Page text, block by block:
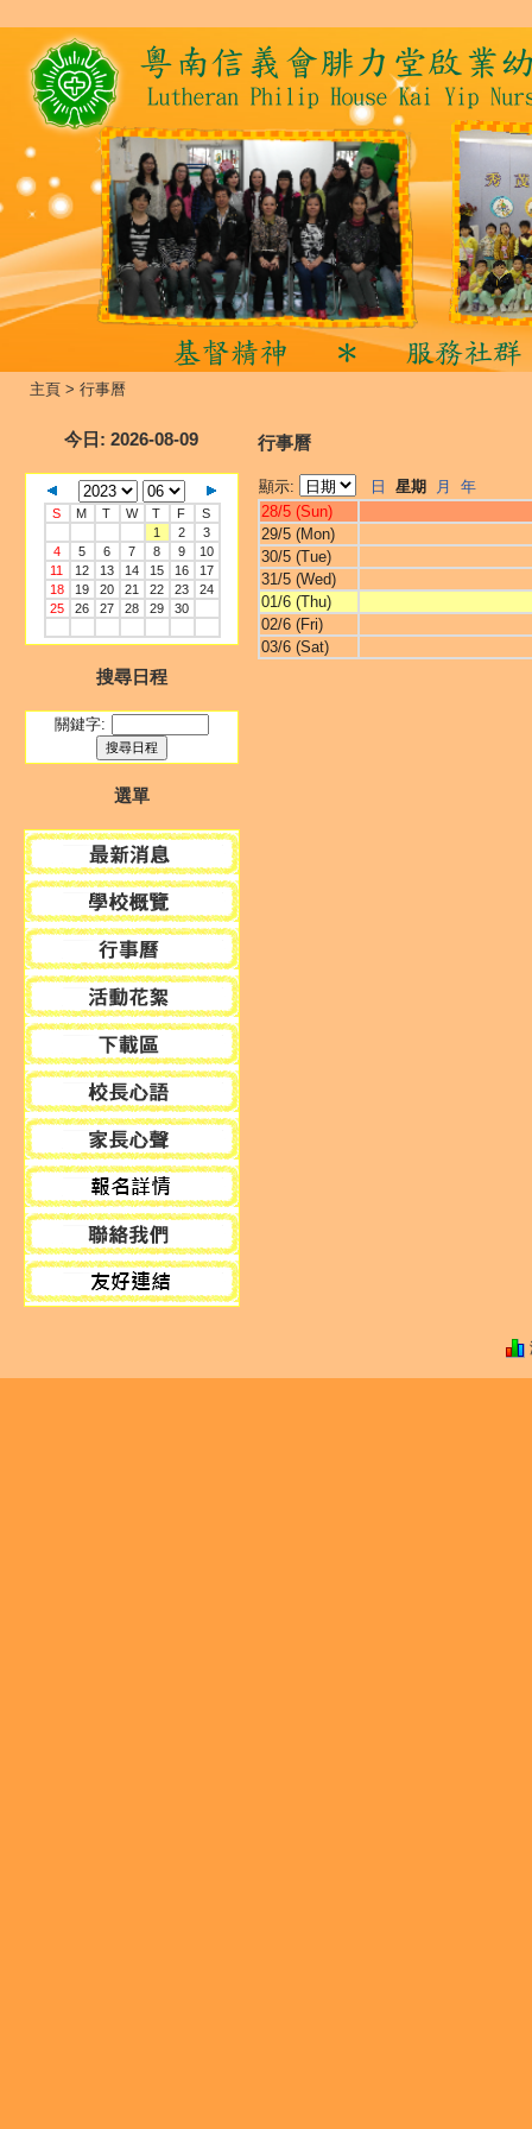
主頁 > 行事曆
今日 : 2026-08-09
S M T W T F
S
1
2
3
4
5 6 7 8 9
10
11
12 13 14 15 16
17
18
19 20 21 22 23
24
25
26 27 28 29 30
搜尋日程
關鍵字:
選單
行事曆
顯示: 日 星期 月
年
28/5 (Sun)
29/5 (Mon)
30/5 (Tue)
31/5 (Wed)
01/6 (Thu)
02/6 (Fri)
03/6 (Sat)